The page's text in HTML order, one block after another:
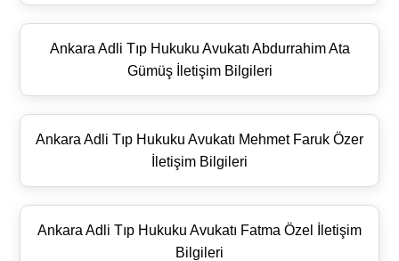
Ankara Adli Tıp Hukuku Avukatı Abdurrahim Ata
Gümüş İletişim Bilgileri
Ankara Adli Tıp Hukuku Avukatı Mehmet Faruk Özer
İletişim Bilgileri
Ankara Adli Tıp Hukuku Avukatı Fatma Özel İletişim
Bilgileri